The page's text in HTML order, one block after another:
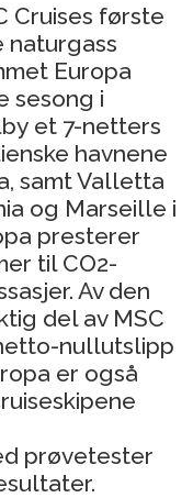
Cruises første
naturgass
Europa
sesong i
et 7-netters
havnene
samt Valletta
og Marseille i
presterer
til CO2-
Av den
del av MSC
nullutslipp
er også
prøvetester